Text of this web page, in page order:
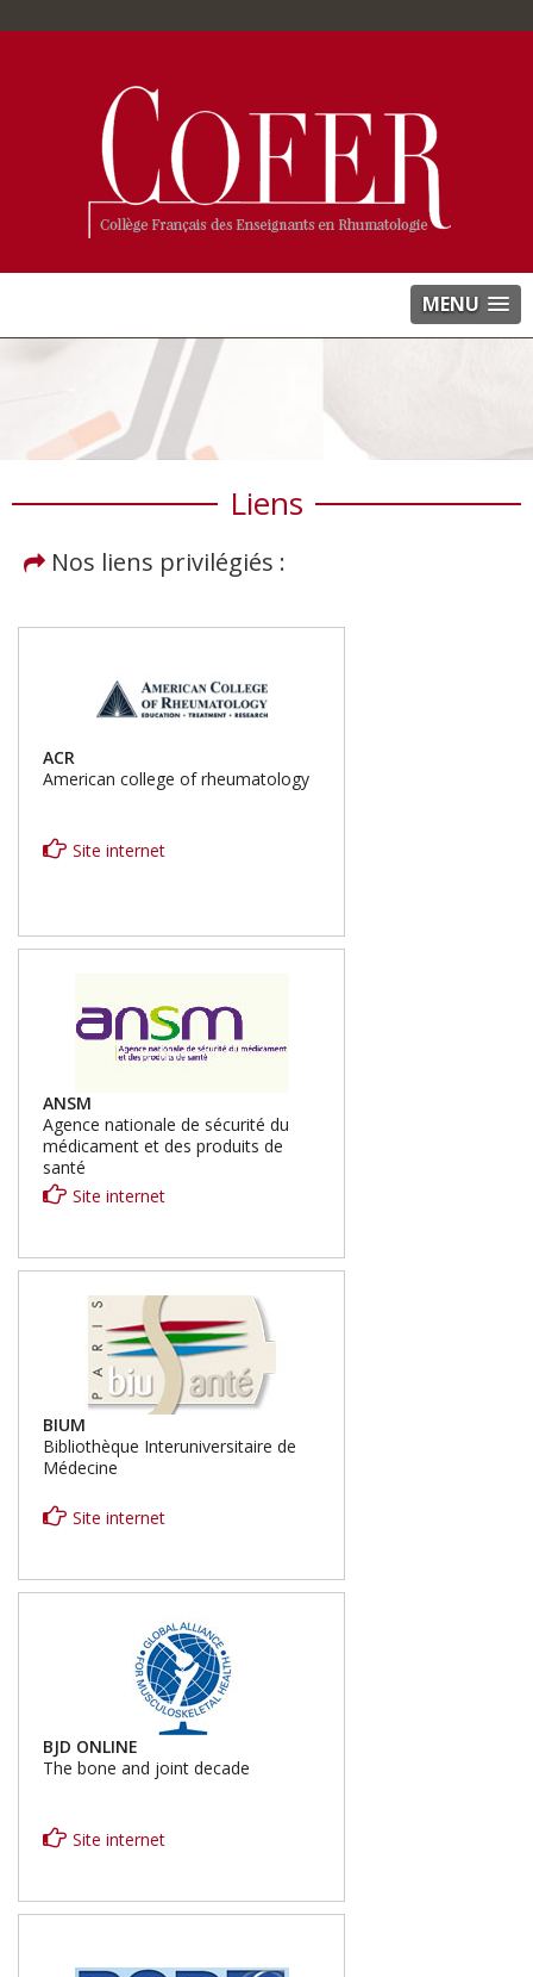
MENU
Liens
Nos liens privilégiés :
ACR
American college of rheumatology
Site internet
ANSM
Agence nationale de sécurité du
médicament et des produits de
santé
Site internet
BIUM
Bibliothèque Interuniversitaire de
Médecine
Site internet
BJD ONLINE
The bone and joint decade
Site internet